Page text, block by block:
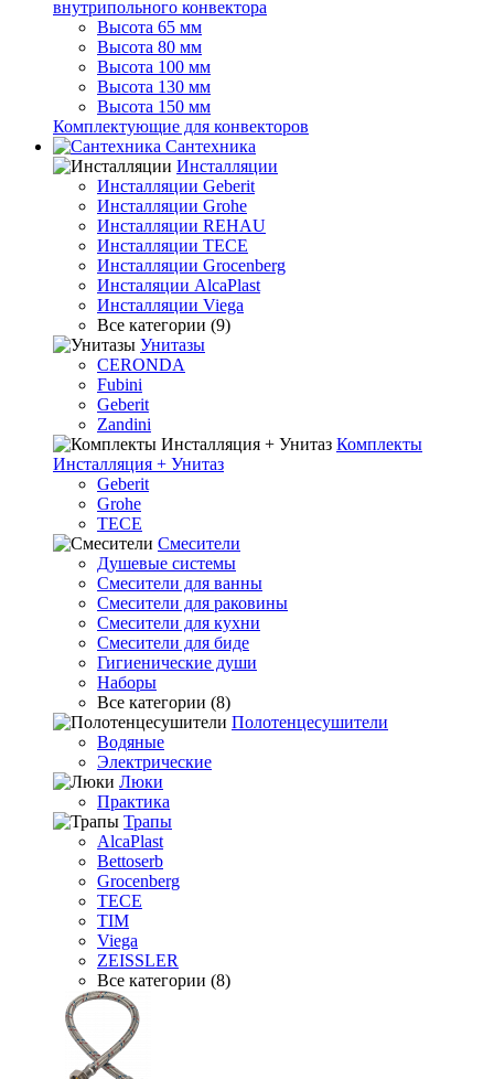
внутрипольного конвектора
Высота 65 мм
Высота 80 мм
Высота 100 мм
Высота 130 мм
Высота 150 мм
Комплектующие для конвекторов
Сантехника
Инсталляции
Инсталляции Geberit
Инсталляции Grohe
Инсталляции REHAU
Инсталляции TECE
Инсталляции Grocenberg
Инсталяции AlcaPlast
Инсталляции Viega
Все категории (9)
Унитазы
CERONDA
Fubini
Geberit
Zandini
Комплекты
Инсталляция + Унитаз
Geberit
Grohe
TECE
Смесители
Душевые системы
Смесители для ванны
Смесители для раковины
Смесители для кухни
Смесители для биде
Гигиенические души
Наборы
Все категории (8)
Полотенцесушители
Водяные
Электрические
Люки
Практика
Трапы
AlcaPlast
Bettoserb
Grocenberg
TECE
TIM
Viega
ZEISSLER
Все категории (8)